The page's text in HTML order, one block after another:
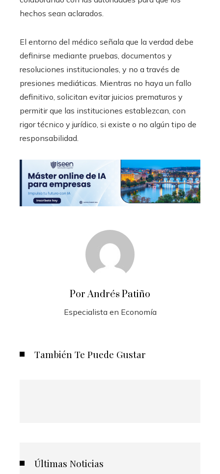
hechos sean aclarados.
El entorno del médico señala que la verdad debe
definirse mediante pruebas, documentos y
resoluciones institucionales, y no a través de
presiones mediáticas. Mientras no haya un fallo
definitivo, solicitan evitar juicios prematuros y
permitir que las instituciones establezcan, con
rigor técnico y jurídico, si existe o no algún tipo de
responsabilidad.
Por Andrés Patiño
Especialista en Economía
También Te Puede Gustar
Últimas Noticias